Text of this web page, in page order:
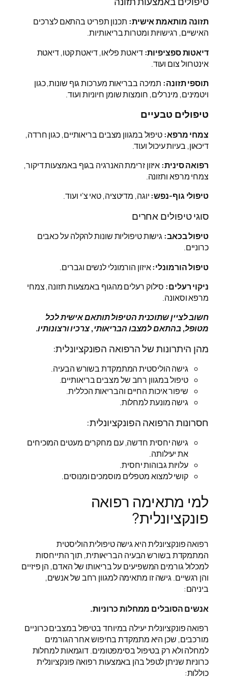
תזונה מותאמת אישית: תכנון תפריט בהתאם לצרכים
האישיים, רגישויות ומטרות בריאותיות.
דיאטות ספציפיות:דיאטת פליאו, דיאטת קטו, דיאטת
אינטרוול צום ועוד.
תוספי תזונה: תמיכה בבריאות מערכות גוף שונות, כגון
ויטמינים, מינרלים, חומצות שומן חיוניות ועוד.
טיפולים טבעיים
צמחי מרפא:טיפול במגוון מצבים בריאותיים, כגון חרדה,
דיכאון, בעיות עיכול ועוד.
רפואה סינית:איזון זרימת האנרגיה בגוף באמצעות דיקור,
צמחי מרפא ותזונה.
טיפולי גוף-נפש:יוגה, מדיטציה, טאי צ'י ועוד.
סוגי טיפולים אחרים
טיפול בכאב:גישות טיפוליות שונות להקלה על כאבים
כרוניים.
טיפול הורמונלי:איזון הורמונלי לנשים וגברים.
ניקוי רעלים: סילוק רעלים מהגוף באמצעות תזונה, צמחי
מרפא וסאונה.
חשוב לציין שתוכנית הטיפול תותאם אישית לכל
מטופל, בהתאם למצבו הבריאותי, צרכיו ורצונותיו.
מהן היתרונות של הרפואה הפונקציונלית:
גישה הוליסטית המתמקדת בשורש הבעיה.
טיפול במגוון רחב של מצבים בריאותיים.
שיפור איכות החיים והבריאות הכללית.
גישה מונעת למחלות.
חסרונות הרפואה הפונקציונלית:
גישה יחסית חדשה, עם מחקרים מעטים המוכיחים
את יעילותה.
עלויות גבוהות יחסית.
קושי למצוא מטפלים מוסמכים ומנוסים.
למי מתאימה רפואה
פונקציונלית?
רפואה פונקציונלית היא גישה טיפולית הוליסטית
המתמקדת בשורש הבעיה הבריאותית, תוך התייחסות
למכלול גורמים המשפיעים על בריאותו של האדם, הן פיזיים
והן רגשיים. גישה זו מתאימה למגוון רחב של אנשים,
ביניהם:
אנשים הסובלים ממחלות כרוניות.
רפואה פונקציונלית יעילה במיוחד בטיפול במצבים כרוניים
מורכבים, שכן היא מתמקדת בחיפוש אחר הגורמים
למחלה ולא רק בטיפול בסימפטומים. דוגמאות למחלות
כרוניות שניתן לטפל בהן באמצעות רפואה פונקציונלית
כוללות: